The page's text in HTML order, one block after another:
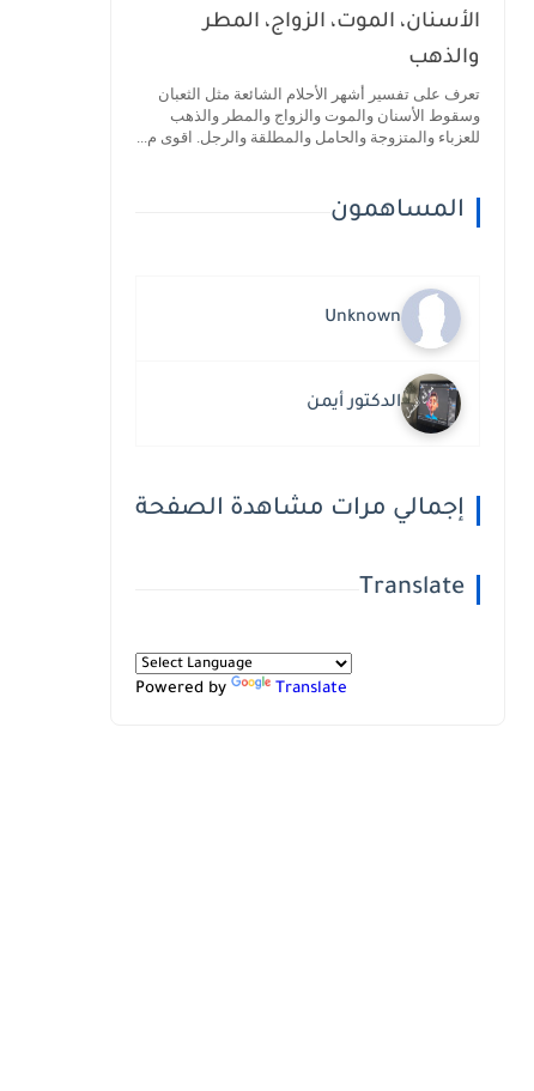
الأسنان، الموت، الزواج، المطر
والذهب
تعرف على تفسير أشهر الأحلام الشائعة مثل الثعبان
وسقوط الأسنان والموت والزواج والمطر والذهب
للعزباء والمتزوجة والحامل والمطلقة والرجل. اقوى م...
المساهمون
Unknown
الدكتور أيمن
إجمالي مرات مشاهدة الصفحة
Translate
Powered by Translate